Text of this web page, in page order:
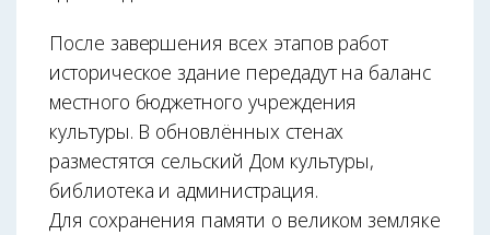
После завершения всех этапов работ
историческое здание передадут на баланс
местного бюджетного учреждения
культуры. В обновлённых стенах
разместятся сельский Дом культуры,
библиотека и администрация.
Для сохранения памяти о великом земляке